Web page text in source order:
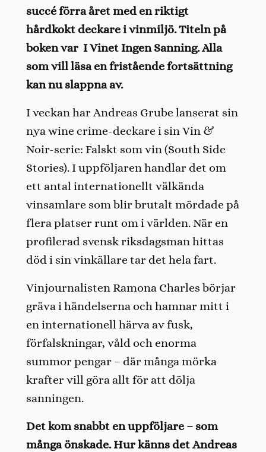
succé förra året med en riktigt
hårdkokt deckare i vinmiljö. Titeln på
boken var I Vinet Ingen Sanning. Alla
som vill läsa en fristående fortsättning
kan nu slappna av.
I veckan har Andreas Grube lanserat sin
nya wine crime-deckare i sin Vin &
Noir-serie: Falskt som vin (South Side
Stories). I uppföljaren handlar det om
ett antal internationellt välkända
vinsamlare som blir brutalt mördade på
flera platser runt om i världen. När en
profilerad svensk riksdagsman hittas
död i sin vinkällare tar det hela fart.
Vinjournalisten Ramona Charles börjar
gräva i händelserna och hamnar mitt i
en internationell härva av fusk,
förfalskningar, våld och enorma
summor pengar – där många mörka
krafter vill göra allt för att dölja
sanningen.
Det kom snabbt en uppföljare – som
många önskade. Hur känns det Andreas